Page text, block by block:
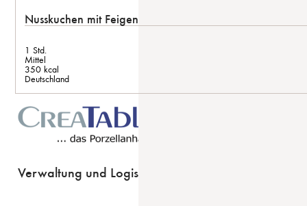
Nusskuchen mit Feigen
1 Std.
Mittel
350 kcal
Deutschland
Verwaltung und Logistik